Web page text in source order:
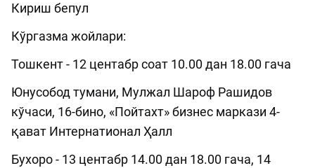
Кириш бепул
Кўргазма жойлари:
Тошкент - 12 центабр соат 10.00 дан 18.00 гача
Юнусобод тумани, Мулжал Шароф Рашидов
кўчаси, 16-бино, «Пойтахт» бизнес маркази 4-
қават Интернатионал Ҳалл
Бухоро - 13 центабр 14.00 дан 18.00 гача, 14